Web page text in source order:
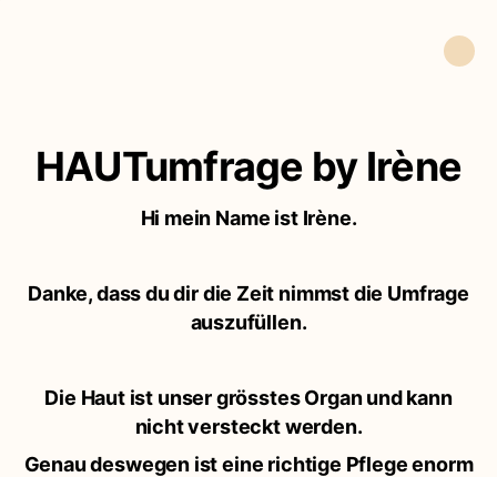
HAUTumfrage by Irène
Hi mein Name ist Irène.
Danke, dass du dir die Zeit nimmst die Umfrage
auszufüllen.
Die Haut ist unser grösstes Organ und kann
nicht versteckt werden.
Genau deswegen ist eine richtige Pflege enorm